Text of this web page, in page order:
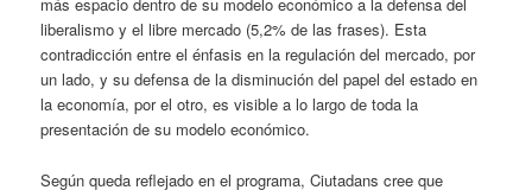
más espacio dentro de su modelo económico a la defensa del
liberalismo y el libre mercado (5,2% de las frases). Esta
contradicción entre el énfasis en la regulación del mercado, por
un lado, y su defensa de la disminución del papel del estado en
la economía, por el otro, es visible a lo largo de toda la
presentación de su modelo económico.
Según queda reflejado en el programa, Ciutadans cree que